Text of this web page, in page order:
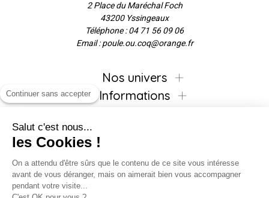
2 Place du Maréchal Foch
43200 Yssingeaux
Téléphone : 04 71 56 09 06
Email : poule.ou.coq@orange.fr
Nos univers
Informations
Inscrivez-vous à la newsletter !
Continuer sans accepter
Salut c'est nous...
les Cookies !
On a attendu d'être sûrs que le contenu de ce site vous intéresse
avant de vous déranger, mais on aimerait bien vous accompagner
pendant votre visite...